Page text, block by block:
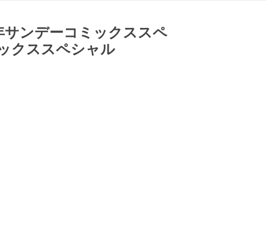
ンデーコミックススペ
クススペシャル